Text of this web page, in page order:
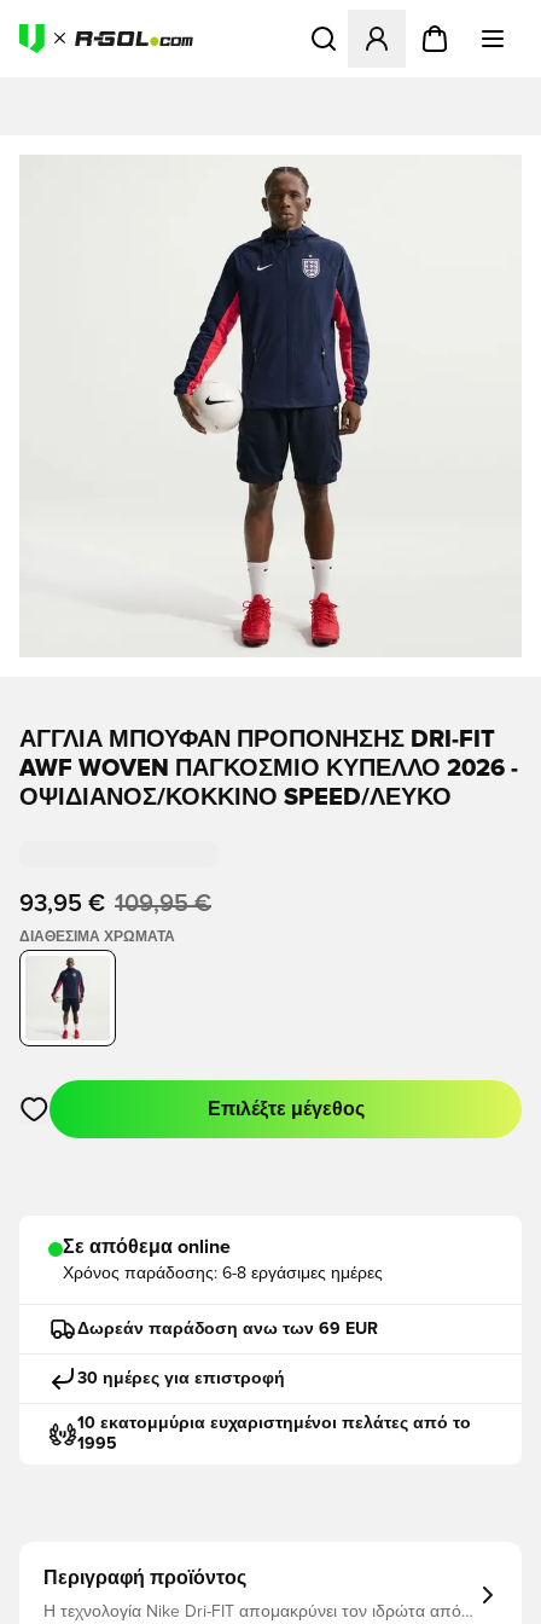
Ανοίγει ένα Modal για να
ΑΓΓΛΊΑ ΜΠΟΥΦΆΝ ΠΡΟΠΌΝΗΣΗΣ DRI-FIT
AWF WOVEN ΠΑΓΚΌΣΜΙΟ ΚΎΠΕΛΛΟ 2026 -
ΟΨΙΔΙΑΝΌΣ/ΚΌΚΚΙΝΟ SPEED/ΛΕΥΚΌ
93,95 € 109,95 €
ΔΙΑΘΈΣΙΜΑ ΧΡΏΜΑΤΑ
Ανοίγει ένα Modal για να συνδεθείτε ή να εγγραφείτε ως
Επιλέξτε μέγεθος
Σε απόθεμα online
Χρόνος παράδοσης: 6-8 εργάσιμες ημέρες
Δωρεάν παράδοση ανω των 69 EUR
30 ημέρες για επιστροφή
10 εκατομμύρια ευχαριστημένοι πελάτες από το
1995
Περιγραφή προϊόντος
Η τεχνολογία Nike Dri-FIT απομακρύνει τον ιδρώτα από